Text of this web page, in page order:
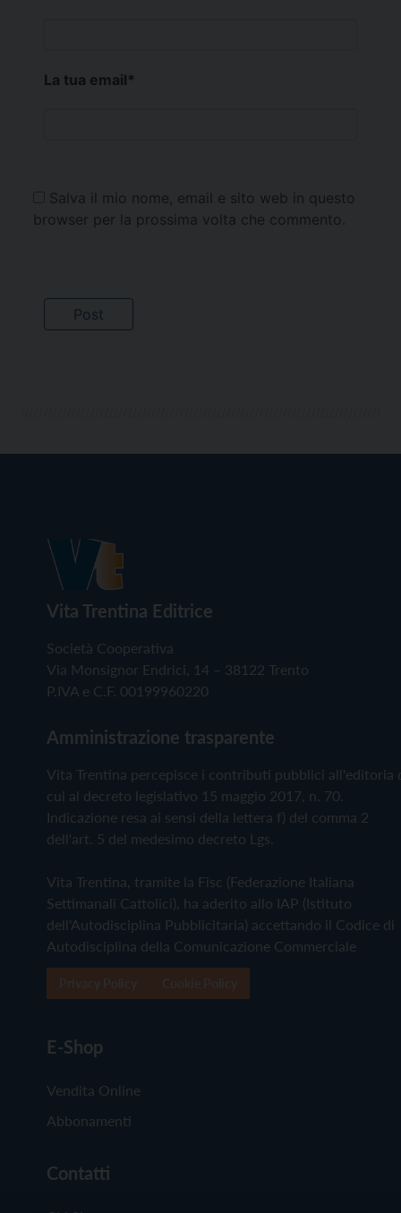
La tua email*
Salva il mio nome, email e sito web in questo
browser per la prossima volta che commento.
Vita Trentina Editrice
Società Cooperativa
Via Monsignor Endrici, 14 – 38122 Trento
P.IVA e C.F. 00199960220
Amministrazione trasparente
Vita Trentina percepisce i contributi pubblici all'editoria
cui al decreto legislativo 15 maggio 2017, n. 70.
Indicazione resa ai sensi della lettera f) del comma 2
dell'art. 5 del medesimo decreto Lgs.
Vita Trentina, tramite la Fisc (Federazione Italiana
Settimanali Cattolici), ha aderito allo IAP (Istituto
dell'Autodisciplina Pubblicitaria) accettando il Codice di
Autodisciplina della Comunicazione Commerciale
E-Shop
Vendita Online
Abbonamenti
Contatti